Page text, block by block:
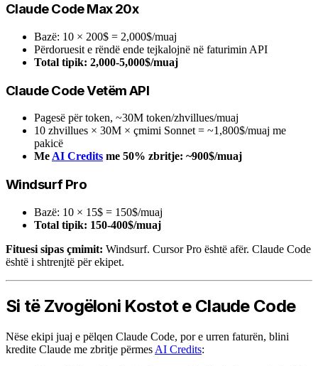
Claude Code Max 20x
Bazë: 10 × 200$ = 2,000$/muaj
Përdoruesit e rëndë ende tejkalojnë në faturimin API
Total tipik: 2,000-5,000$/muaj
Claude Code Vetëm API
Pagesë për token, ~30M token/zhvillues/muaj
10 zhvillues × 30M × çmimi Sonnet = ~1,800$/muaj me
pakicë
Me AI Credits me 50% zbritje: ~900$/muaj
Windsurf Pro
Bazë: 10 × 15$ = 150$/muaj
Total tipik: 150-400$/muaj
Fituesi sipas çmimit: Windsurf. Cursor Pro është afër. Claude Code
është i shtrenjtë për ekipet.
Si të Zvogëloni Kostot e Claude Code
Nëse ekipi juaj e pëlqen Claude Code, por e urren faturën, blini
kredite Claude me zbritje përmes AI Credits: